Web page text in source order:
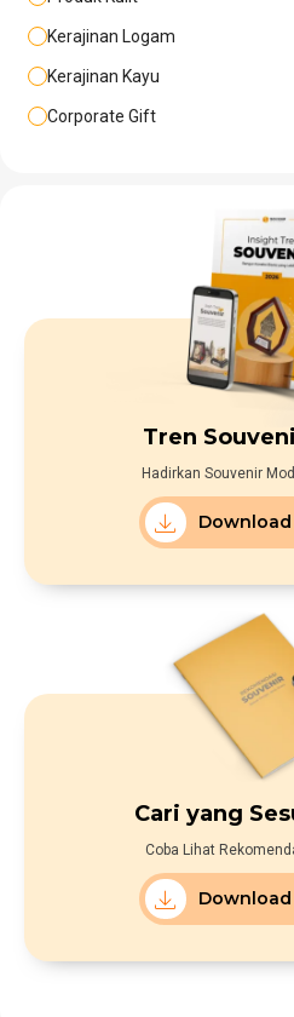
Kerajinan Logam
Kerajinan Kayu
Corporate Gift
Tren
Hadirkan Souvenir
Download
Cari yang
Coba Lihat
Download